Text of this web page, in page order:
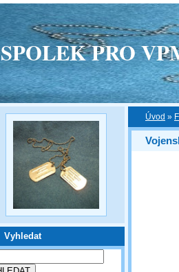
SPOLEK PRO
Vyhledat
Úvod »